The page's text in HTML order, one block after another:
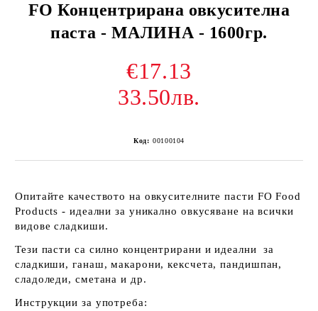
FO Концентрирана овкусителна
паста - МАЛИНА - 1600гр.
€17.13
33.50лв.
Код: 00100104
Опитайте качеството на овкусителните пасти FO Food
Products - идеални за уникално овкусяване на всички
видове сладкиши.
Тези пасти са силно концентрирани и идеални за
сладкиши, ганаш, макарони, кексчета, пандишпан,
сладоледи, сметана и др.
Инструкции за употреба: